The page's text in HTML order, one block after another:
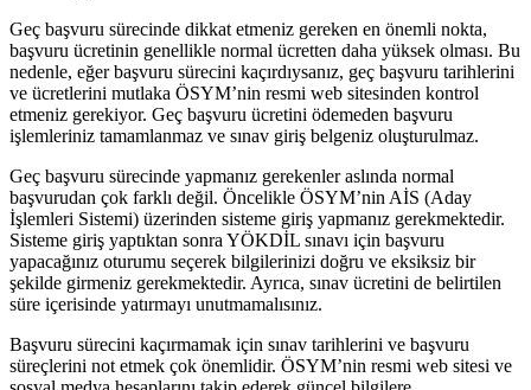
Geç başvuru sürecinde dikkat etmeniz gereken en önemli nokta,
başvuru ücretinin genellikle normal ücretten daha yüksek olması. Bu
nedenle, eğer başvuru sürecini kaçırdıysanız, geç başvuru tarihlerini
ve ücretlerini mutlaka ÖSYM’nin resmi web sitesinden kontrol
etmeniz gerekiyor. Geç başvuru ücretini ödemeden başvuru
işlemleriniz tamamlanmaz ve sınav giriş belgeniz oluşturulmaz.
Geç başvuru sürecinde yapmanız gerekenler aslında normal
başvurudan çok farklı değil. Öncelikle ÖSYM’nin AİS (Aday
İşlemleri Sistemi) üzerinden sisteme giriş yapmanız gerekmektedir.
Sisteme giriş yaptıktan sonra YÖKDİL sınavı için başvuru
yapacağınız oturumu seçerek bilgilerinizi doğru ve eksiksiz bir
şekilde girmeniz gerekmektedir. Ayrıca, sınav ücretini de belirtilen
süre içerisinde yatırmayı unutmamalısınız.
Başvuru sürecini kaçırmamak için sınav tarihlerini ve başvuru
süreçlerini not etmek çok önemlidir. ÖSYM’nin resmi web sitesi ve